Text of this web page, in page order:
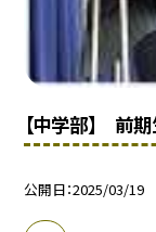
【中学部】 前
公開日 2025/03/19